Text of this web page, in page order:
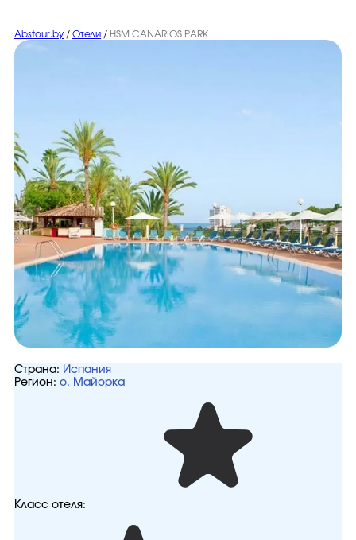
Abstour.by / Отели / HSM CANARIOS PARK
Страна: Испания
Регион: о. Майорка
Класс отеля: